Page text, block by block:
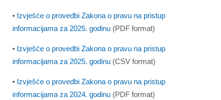
• Izvješće o provedbi Zakona o pravu na pristup
informacijama za 2025. godinu (PDF format)
• Izvješće o provedbi Zakona o pravu na pristup
informacijama za 2025. godinu (CSV format)
• Izvješće o provedbi Zakona o pravu na pristup
informacijama za 2024. godinu (PDF format)